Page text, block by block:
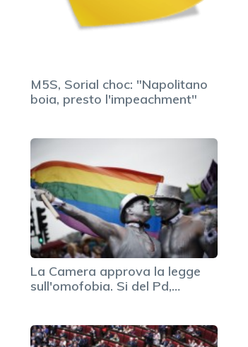
M5S, Sorial choc: "Napolitano
boia, presto l'impeachment"
La Camera approva la legge
sull'omofobia. Si del Pd,…